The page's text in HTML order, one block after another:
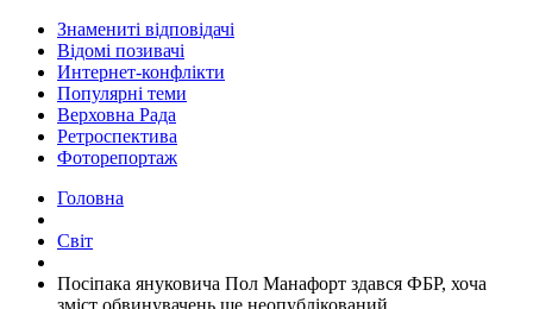
Знамениті відповідачі
Відомі позивачі
Интернет-конфлікти
Популярні теми
Верховна Рада
Ретроспектива
Фоторепортаж
Головна
Світ
​Посіпака януковича Пол Манафорт здався ФБР, хоча
зміст обвинувачень ще неопублікований